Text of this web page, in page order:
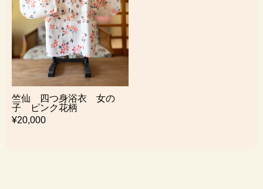
竺仙 四つ身浴衣 女の
子 ピンク花柄
¥20,000